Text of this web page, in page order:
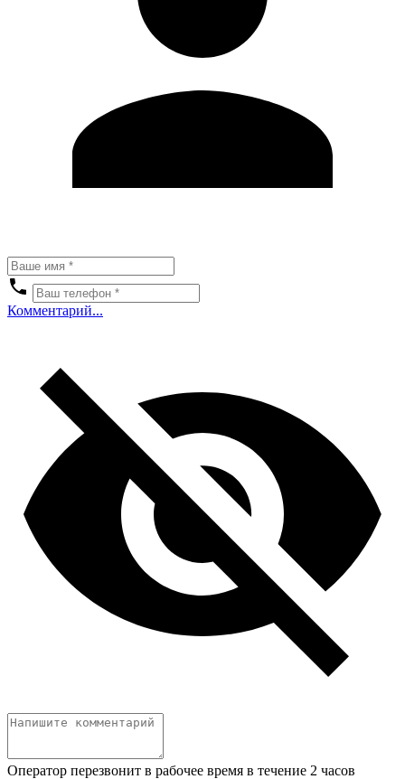
Комментарий...
Оператор перезвонит в рабочее время в течение 2 часов